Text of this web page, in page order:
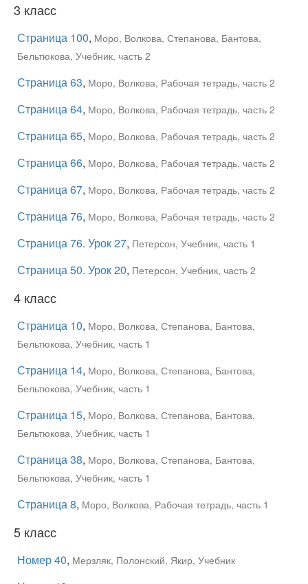
3 класс
Страница 100, Моро, Волкова, Степанова, Бантова,
Бельтюкова, Учебник, часть 2
Страница 63, Моро, Волкова, Рабочая тетрадь, часть 2
Страница 64, Моро, Волкова, Рабочая тетрадь, часть 2
Страница 65, Моро, Волкова, Рабочая тетрадь, часть 2
Страница 66, Моро, Волкова, Рабочая тетрадь, часть 2
Страница 67, Моро, Волкова, Рабочая тетрадь, часть 2
Страница 76, Моро, Волкова, Рабочая тетрадь, часть 2
Страница 76. Урок 27, Петерсон, Учебник, часть 1
Страница 50. Урок 20, Петерсон, Учебник, часть 2
4 класс
Страница 10, Моро, Волкова, Степанова, Бантова,
Бельтюкова, Учебник, часть 1
Страница 14, Моро, Волкова, Степанова, Бантова,
Бельтюкова, Учебник, часть 1
Страница 15, Моро, Волкова, Степанова, Бантова,
Бельтюкова, Учебник, часть 1
Страница 38, Моро, Волкова, Степанова, Бантова,
Бельтюкова, Учебник, часть 1
Страница 8, Моро, Волкова, Рабочая тетрадь, часть 1
5 класс
Номер 40, Мерзляк, Полонский, Якир, Учебник